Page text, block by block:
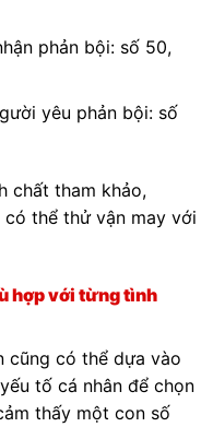
phản bội: số 50,
yêu phản bội: số
chất tham khảo,
thể thử vận may với
hợp với từng tình
cũng có thể dựa vào
tố cá nhân để chọn
thấy một con số